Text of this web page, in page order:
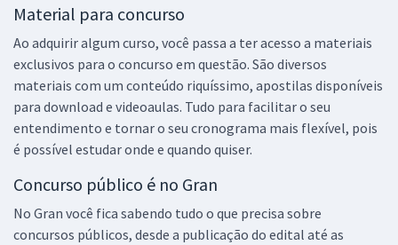
Material para concurso
Ao adquirir algum curso, você passa a ter acesso a materiais
exclusivos para o concurso em questão. São diversos
materiais com um conteúdo riquíssimo, apostilas disponíveis
para download e videoaulas. Tudo para facilitar o seu
entendimento e tornar o seu cronograma mais flexível, pois
é possível estudar onde e quando quiser.
Concurso público é no Gran
No Gran você fica sabendo tudo o que precisa sobre
concursos públicos, desde a publicação do edital até as